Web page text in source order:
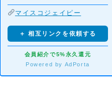
マイスコジェイピー
＋ 相互リンクを依頼する
会員紹介で5%永久還元
Powered by AdPorta